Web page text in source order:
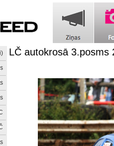
LČ autokrosā 3.posms